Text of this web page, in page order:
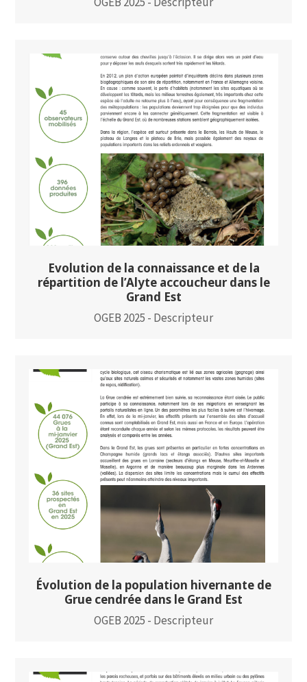
Evolution de la connaissance et de la
répartition de l’Alyte accoucheur dans le
Grand Est
OGEB 2025 - Descripteur
Évolution de la population hivernante de
Grue cendrée dans le Grand Est
OGEB 2025 - Descripteur